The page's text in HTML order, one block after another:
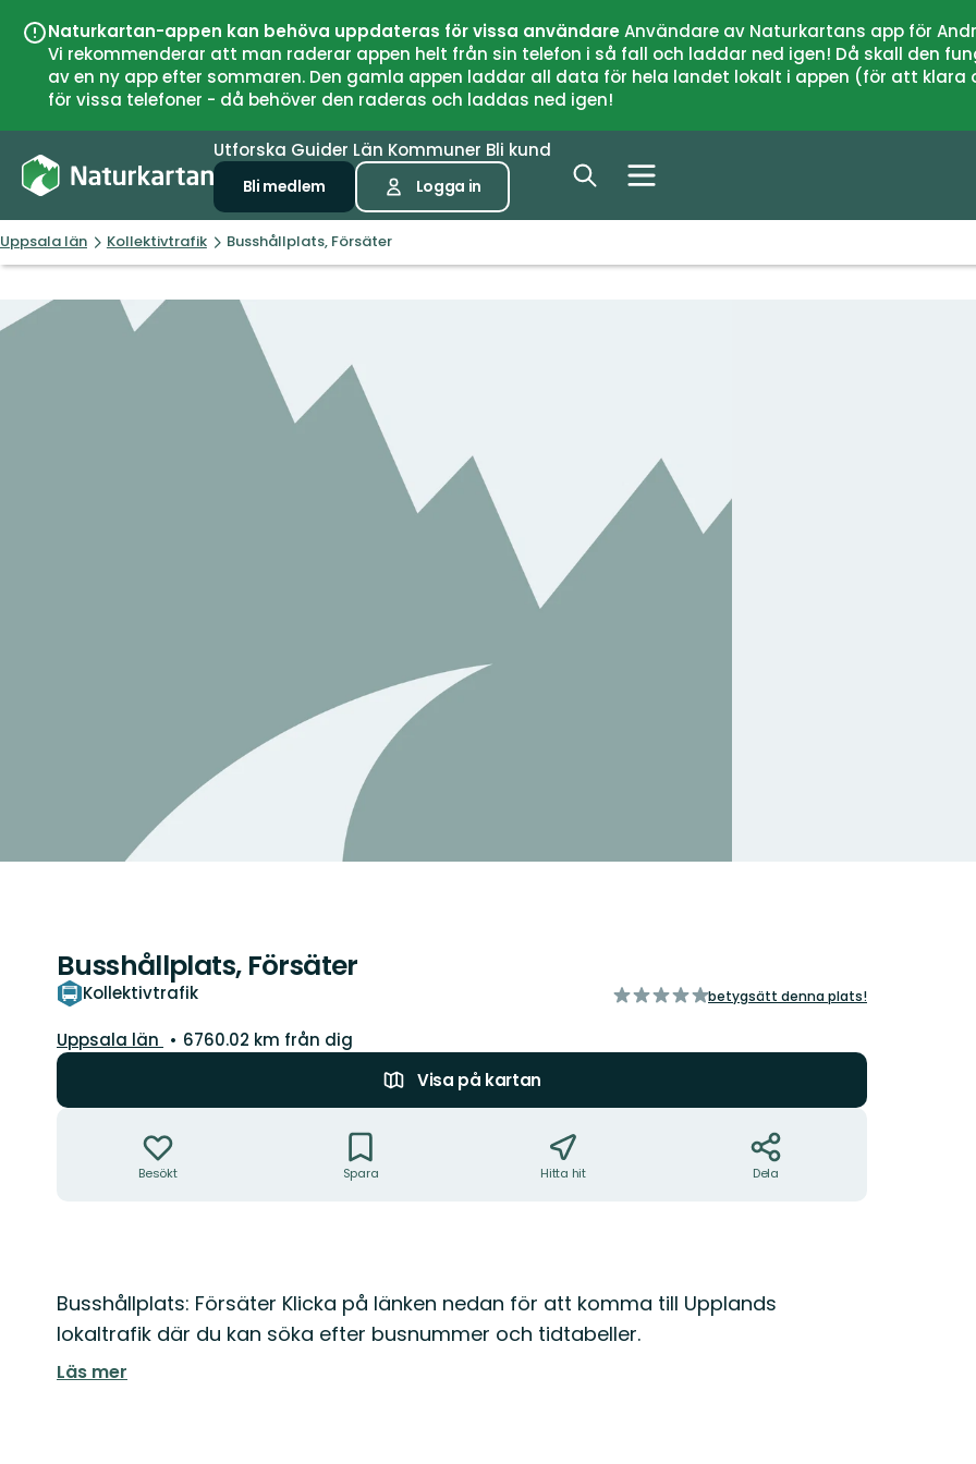
Naturkartan-appen kan behöva uppdateras för vissa användareAnvändare av Naturkartans app för
Vi rekommenderar att man raderar appen helt från sin telefon i så fall och laddar ned igen! Då skall den
av en ny app efter sommaren. Den gamla appen laddar all data för hela landet lokalt i appen (för att
för vissa telefoner - då behöver den raderas och laddas ned igen!
Utforska Guider Län Kommuner Bli kund
Bli medlem Logga in
Uppsala län Kollektivtrafik Busshållplats, Försäter
Busshållplats, Försäter
Kollektivtrafik
av
betygsätt denna plats!
Län:
Uppsala län
6760.02 km från dig
Visa på kartan
Besökt Spara Hitta hit Dela
Beskrivning
Busshållplats: Försäter Klicka på länken nedan för att komma till Upplands
lokaltrafik där du kan söka efter busnummer och tidtabeller.
Läs mer